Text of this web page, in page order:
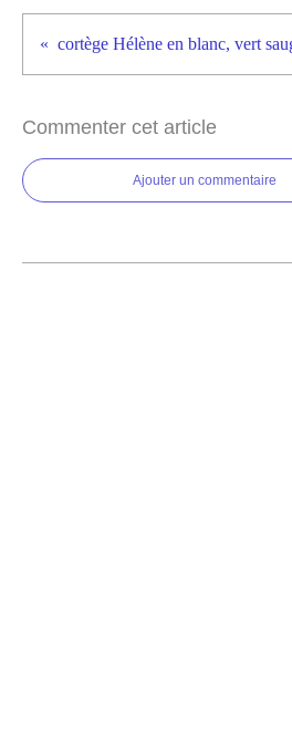
Commenter cet article
Ajouter un commentaire